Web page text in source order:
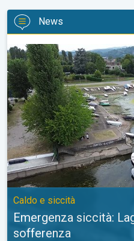
News
Emergenza siccità: Lago
Caldo e siccità
Emergenza siccità:
sofferenza